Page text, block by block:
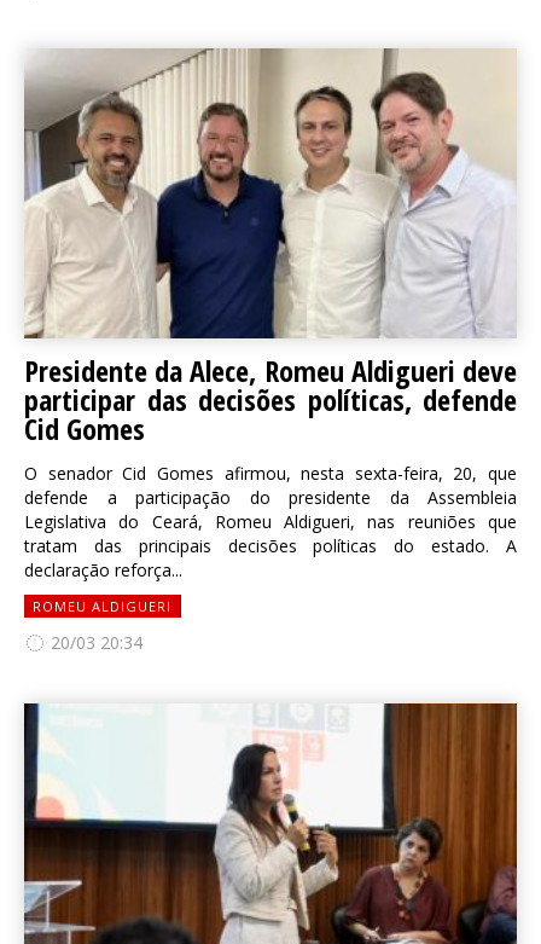
Presidente da Alece, Romeu Aldigueri deve
participar das decisões políticas, defende
Cid Gomes
O senador Cid Gomes afirmou, nesta sexta-feira, 20, que
defende a participação do presidente da Assembleia
Legislativa do Ceará, Romeu Aldigueri, nas reuniões que
tratam das principais decisões políticas do estado. A
declaração reforça...
ROMEU ALDIGUERI
20/03 20:34